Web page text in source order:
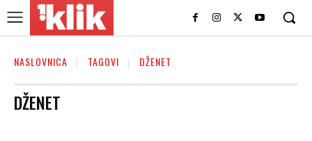
NASLOVNICA TAGOVI DŽENET
DŽENET